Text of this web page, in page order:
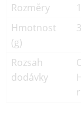
Rozměry
Hmotnost
(g)
Rozsah
dodávky